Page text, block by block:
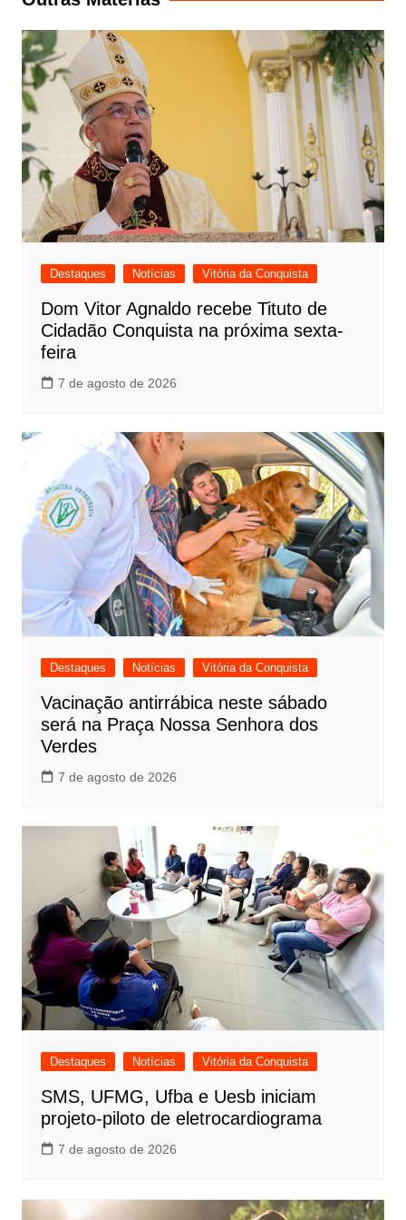
Destaques Notícias Vitória da Conquista
Dom Vitor Agnaldo recebe Tituto de
Cidadão Conquista na próxima sexta-
feira
7 de agosto de 2026
Destaques Notícias Vitória da Conquista
Vacinação antirrábica neste sábado
será na Praça Nossa Senhora dos
Verdes
7 de agosto de 2026
Destaques Notícias Vitória da Conquista
SMS, UFMG, Ufba e Uesb iniciam
projeto-piloto de eletrocardiograma
7 de agosto de 2026